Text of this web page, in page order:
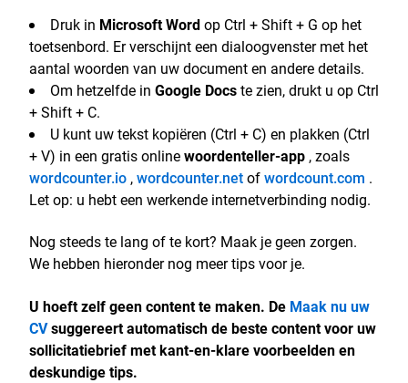
Druk in Microsoft Wordop Ctrl + Shift + G op het
toetsenbord. Er verschijnt een dialoogvenster met het
aantal woorden van uw document en andere details.
Om hetzelfde in Google Docste zien, drukt u op Ctrl
+ Shift + C.
U kunt uw tekst kopiëren (Ctrl + C) en plakken (Ctrl
+ V) in een gratis onlinewoordenteller-app , zoals
wordcounter.io ,wordcounter.netofwordcount.com .
Let op: u hebt een werkende internetverbinding nodig.
Nog steeds te lang of te kort? Maak je geen zorgen.
We hebben hieronder nog meer tips voor je.
U hoeft zelf geen content te maken. De Maak nu uw
CVsuggereert automatisch de beste content voor uw
sollicitatiebrief met kant-en-klare voorbeelden en
deskundige tips.